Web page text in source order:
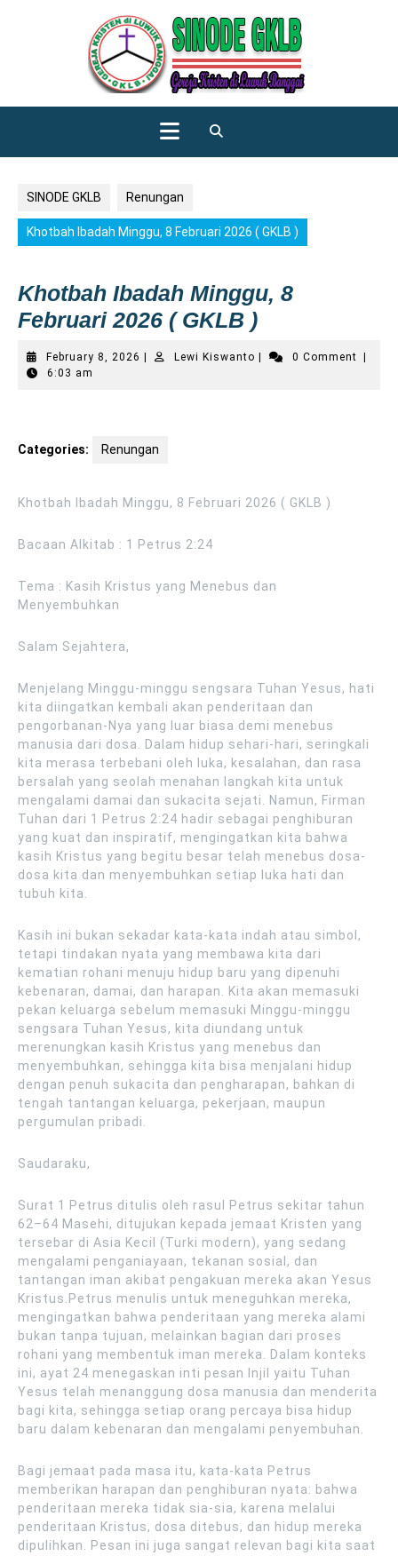
Open
SINODE GKLB Renungan
Khotbah Ibadah Minggu, 8 Februari 2026 ( GKLB )
Khotbah Ibadah Minggu, 8
Februari 2026 ( GKLB )
February 8, 2026 FebruaryLewi KiswantoLewi
0 Comment
6:03 am
Categories: Renungan
Khotbah Ibadah Minggu, 8 Februari 2026 ( GKLB )
Bacaan Alkitab : 1 Petrus 2:24
Tema : Kasih Kristus yang Menebus dan
Menyembuhkan
Salam Sejahtera,
Menjelang Minggu-minggu sengsara Tuhan Yesus, hati
kita diingatkan kembali akan penderitaan dan
pengorbanan-Nya yang luar biasa demi menebus
manusia dari dosa. Dalam hidup sehari-hari, seringkali
kita merasa terbebani oleh luka, kesalahan, dan rasa
bersalah yang seolah menahan langkah kita untuk
mengalami damai dan sukacita sejati. Namun, Firman
Tuhan dari 1 Petrus 2:24 hadir sebagai penghiburan
yang kuat dan inspiratif, mengingatkan kita bahwa
kasih Kristus yang begitu besar telah menebus dosa-
dosa kita dan menyembuhkan setiap luka hati dan
tubuh kita.
Kasih ini bukan sekadar kata-kata indah atau simbol,
tetapi tindakan nyata yang membawa kita dari
kematian rohani menuju hidup baru yang dipenuhi
kebenaran, damai, dan harapan. Kita akan memasuki
pekan keluarga sebelum memasuki Minggu-minggu
sengsara Tuhan Yesus, kita diundang untuk
merenungkan kasih Kristus yang menebus dan
menyembuhkan, sehingga kita bisa menjalani hidup
dengan penuh sukacita dan pengharapan, bahkan di
tengah tantangan keluarga, pekerjaan, maupun
pergumulan pribadi.
Saudaraku,
Surat 1 Petrus ditulis oleh rasul Petrus sekitar tahun
62–64 Masehi, ditujukan kepada jemaat Kristen yang
tersebar di Asia Kecil (Turki modern), yang sedang
mengalami penganiayaan, tekanan sosial, dan
tantangan iman akibat pengakuan mereka akan Yesus
Kristus.Petrus menulis untuk meneguhkan mereka,
mengingatkan bahwa penderitaan yang mereka alami
bukan tanpa tujuan, melainkan bagian dari proses
rohani yang membentuk iman mereka. Dalam konteks
ini, ayat 24 menegaskan inti pesan Injil yaitu Tuhan
Yesus telah menanggung dosa manusia dan menderita
bagi kita, sehingga setiap orang percaya bisa hidup
baru dalam kebenaran dan mengalami penyembuhan.
Bagi jemaat pada masa itu, kata-kata Petrus
memberikan harapan dan penghiburan nyata: bahwa
penderitaan mereka tidak sia-sia, karena melalui
penderitaan Kristus, dosa ditebus, dan hidup mereka
dipulihkan. Pesan ini juga sangat relevan bagi kita saat